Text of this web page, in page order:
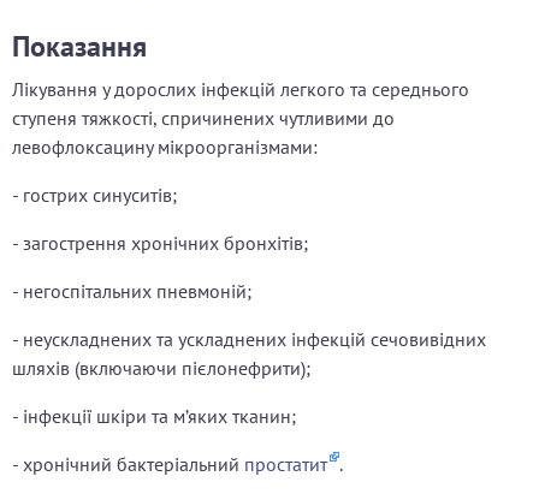
Показання
Лікування у дорослих інфекцій легкого та середнього
ступеня тяжкості, спричинених чутливими до
левофлоксацину мікроорганізмами:
- гострих синуситів;
- загострення хронічних бронхітів;
- негоспітальних пневмоній;
- неускладнених та ускладнених інфекцій сечовивідних
шляхів (включаючи пієлонефрити);
- інфекції шкіри та м’яких тканин;
- хронічний бактеріальний простатит .